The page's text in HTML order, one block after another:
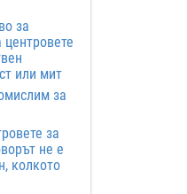
за
центровете
или мит
за
за
не е
колкото